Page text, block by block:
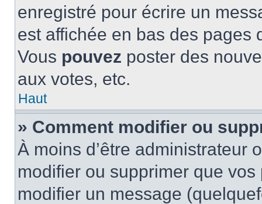
enregistré pour écrire un
est affichée en bas des pages
Vous pouvez poster des
aux votes, etc.
Haut
» Comment modifier ou
À moins d’être administrateur
modifier ou supprimer que
modifier un message